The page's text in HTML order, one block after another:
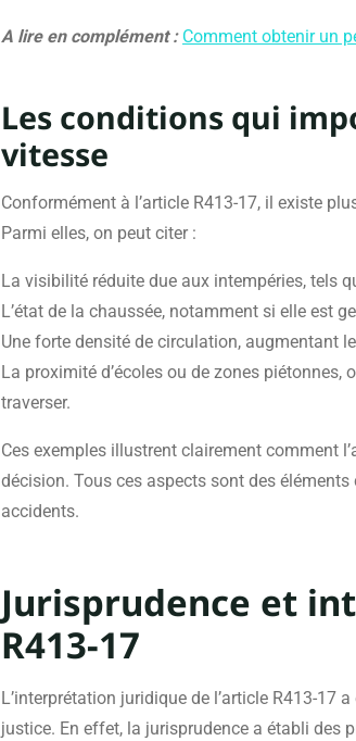
A lire en complément : Comment obtenir un
Les conditions qui
vitesse
Conformément à l’article R413-17, il existe
Parmi elles, on peut citer :
La visibilité réduite due aux intempéries, tels
L’état de la chaussée, notamment si elle est
Une forte densité de circulation, augmentant
La proximité d’écoles ou de zones
traverser.
Ces exemples illustrent clairement comment
décision. Tous ces aspects sont des
accidents.
Jurisprudence et
R413-17
L’interprétation juridique de l’article R413-17
justice. En effet, la jurisprudence a établi des